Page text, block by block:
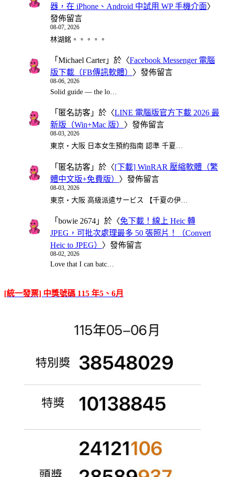
器，在 iPhone、Android 中試用 WP 手機介面〉
發佈留言
08-07, 2026
林湖銘。。。。。
「 Michael Carter」於〈Facebook Messenger 電腦
版下載（FB傳訊軟體）
〉發佈留言
08-06, 2026
Solid guide — the lo…
「 匿名訪客 」於〈LINE 電腦版官方下載 2026 最
新版（Win+Mac 版） 〉發佈留言
08-03, 2026
東京・大阪 日本女生預約指南 認準 千夏…
「 匿名訪客 」於〈[下載] WinRAR 壓縮軟體（繁
體中文版+免費版） 〉發佈留言
08-03, 2026
東京・大阪 高級派遣サービス 【千夏の伊…
「 bowie 2674 」於〈免下載！線上 Heic 轉
JPEG，可批次處理最多 50 張照片！（Convert
Heic to JPEG） 〉發佈留言
08-02, 2026
Love that I can batc…
[統一發票] 中獎號碼 115 年5、6月